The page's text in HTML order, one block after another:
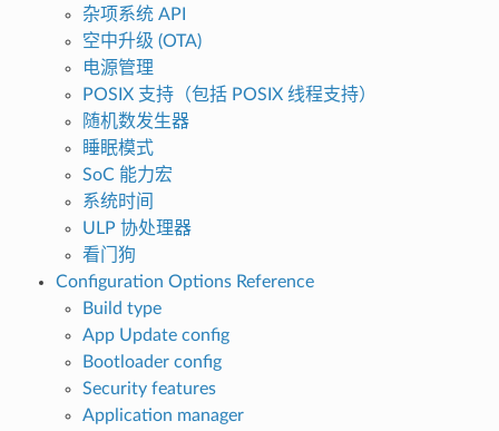
杂项系统 API
空中升级 (OTA)
电源管理
POSIX 支持（包括 POSIX 线程支持）
随机数发生器
睡眠模式
SoC 能力宏
系统时间
ULP 协处理器
看门狗
Configuration Options Reference
Build type
App Update config
Bootloader config
Security features
Application manager